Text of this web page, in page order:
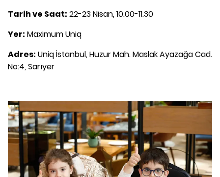
Tarih ve Saat: 22-23 Nisan, 10.00-11.30
Yer: Maximum Uniq
Adres: Uniq İstanbul, Huzur Mah. Maslak Ayazağa Cad.
No:4, Sarıyer